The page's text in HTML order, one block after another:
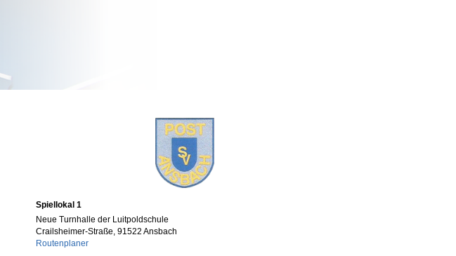
Spiellokal 1
Neue Turnhalle der Luitpoldschule
Crailsheimer-Straße, 91522 Ansbach
Routenplaner